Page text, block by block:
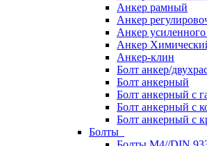
Анкер рамный
Анкер
Анкер
Анкер
Анкер-клин
Болт анкер/
Болт анкерный
Болт анкерный с
Болт анкерный с
Болт анкерный с
Болты